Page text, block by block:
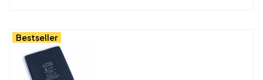
Bestseller